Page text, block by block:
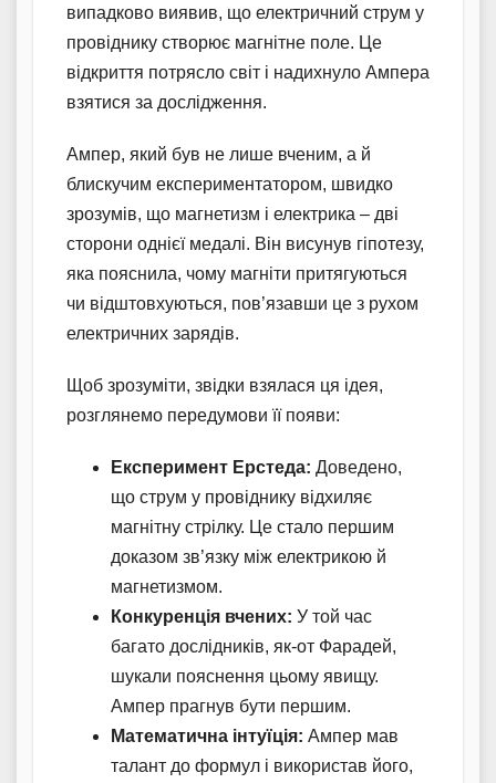
випадково виявив, що електричний струм у
провіднику створює магнітне поле. Це
відкриття потрясло світ і надихнуло Ампера
взятися за дослідження.
Ампер, який був не лише вченим, а й
блискучим експериментатором, швидко
зрозумів, що магнетизм і електрика – дві
сторони однієї медалі. Він висунув гіпотезу,
яка пояснила, чому магніти притягуються
чи відштовхуються, пов’язавши це з рухом
електричних зарядів.
Щоб зрозуміти, звідки взялася ця ідея,
розглянемо передумови її появи:
Експеримент Ерстеда: Доведено,
що струм у провіднику відхиляє
магнітну стрілку. Це стало першим
доказом зв’язку між електрикою й
магнетизмом.
Конкуренція вчених: У той час
багато дослідників, як-от Фарадей,
шукали пояснення цьому явищу.
Ампер прагнув бути першим.
Математична інтуїція: Ампер мав
талант до формул і використав його,